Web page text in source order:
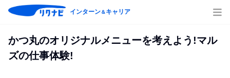
インターン＆キャリア
かつ丸のオリジナルメニューを考えよう!マル
ズの仕事体験!